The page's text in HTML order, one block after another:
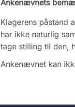
Ankenævnets
Klagerens påstand
har ikke naturlig
tage stilling til den,
Ankenævnet kan